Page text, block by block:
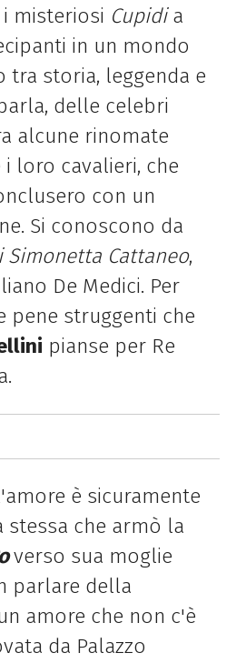
i misteriosi Cupidia
in un mondo
tra storia, leggenda e
delle celebri
alcune rinomate
i loro cavalieri, che
con un
Si conoscono da
Simonetta Cattaneo,
De Medici. Per
pene struggenti che
pianse per Re
è sicuramente
stessa che armò la
verso sua moglie
parlare della
amore che non c'è
da Palazzo